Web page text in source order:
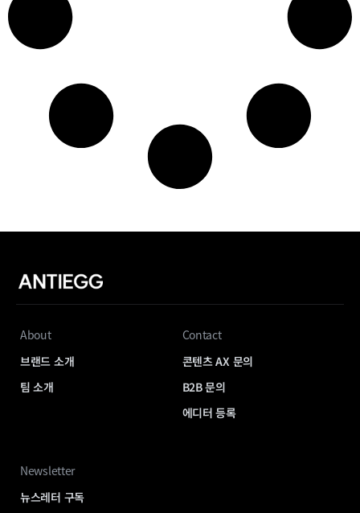
About
브랜드 소개
팀 소개
Contact
콘텐츠 AX 문의
B2B 문의
에디터 등록
Newsletter
뉴스레터 구독